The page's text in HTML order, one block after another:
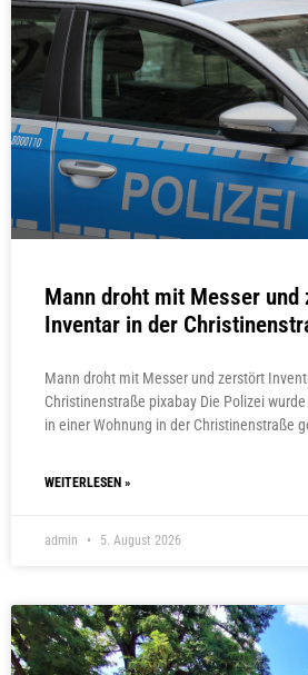
Mann droht mit Messer
Inventar in der
Mann droht mit Messer und zerstört
Christinenstraße pixabay Die Polizei
in einer Wohnung in der Christinenstraße
WEITERLESEN »
admin 5. August 2026